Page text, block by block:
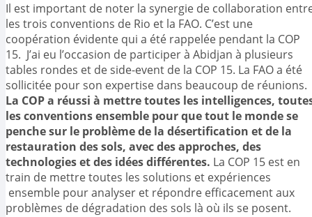
Il est important de noter la synergie de collaboration
les trois conventions de Rio et la FAO. C’est une
coopération évidente qui a été rappelée pendant la COP
15. J’ai eu l’occasion de participer à Abidjan à plusieurs
tables rondes et de side-event de la COP 15. La FAO a été
sollicitée pour son expertise dans beaucoup de réunions.
La COP a réussi à mettre toutes les intelligences,
les conventions ensemble pour que tout le monde se
penche sur le problème de la désertification et de la
restauration des sols, avec des approches, des
technologies et des idées différentes. La COP 15 est en
train de mettre toutes les solutions et expériences
ensemble pour analyser et répondre efficacement aux
problèmes de dégradation des sols là où ils se posent.